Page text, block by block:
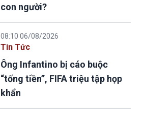
con người?
08:10 06/08/2026
Tin Tức
Ông Infantino bị cáo buộc
“tống tiền”, FIFA triệu tập họp
khẩn